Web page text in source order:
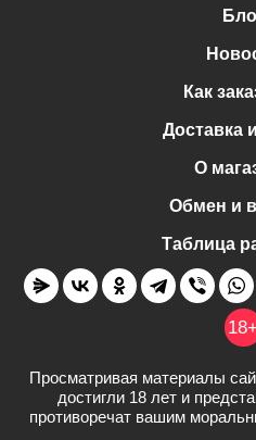
Как
Доставка
О
Обмен и
Таблица
18+
Просматривая материалы
достигли 18 лет и
противоречат вашим